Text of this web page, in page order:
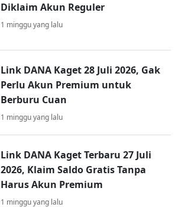
Diklaim Akun Reguler
1 minggu yang lalu
Link DANA Kaget 28 Juli 2026, Gak
Perlu Akun Premium untuk
Berburu Cuan
1 minggu yang lalu
Link DANA Kaget Terbaru 27 Juli
2026, Klaim Saldo Gratis Tanpa
Harus Akun Premium
1 minggu yang lalu